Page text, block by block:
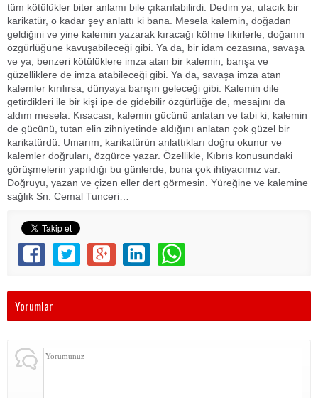
tüm kötülükler biter anlamı bile çıkarılabilirdi. Dedim ya, ufacık bir
karikatür, o kadar şey anlattı ki bana. Mesela kalemin, doğadan
geldiğini ve yine kalemin yazarak kıracağı köhne fikirlerle, doğanın
özgürlüğüne kavuşabileceği gibi. Ya da, bir idam cezasına, savaşa
ve ya, benzeri kötülüklere imza atan bir kalemin, barışa ve
güzelliklere de imza atabileceği gibi. Ya da, savaşa imza atan
kalemler kırılırsa, dünyaya barışın geleceği gibi. Kalemin dile
getirdikleri ile bir kişi ipe de gidebilir özgürlüğe de, mesajını da
aldım mesela. Kısacası, kalemin gücünü anlatan ve tabi ki, kalemin
de gücünü, tutan elin zihniyetinde aldığını anlatan çok güzel bir
karikatürdü. Umarım, karikatürün anlattıkları doğru okunur ve
kalemler doğruları, özgürce yazar. Özellikle, Kıbrıs konusundaki
görüşmelerin yapıldığı bu günlerde, buna çok ihtiyacımız var.
Doğruyu, yazan ve çizen eller dert görmesin. Yüreğine ve kalemine
sağlık Sn. Cemal Tunceri…
Yorumlar